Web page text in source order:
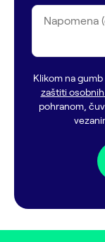
Napomena
Klikom na
zaštiti
pohranom,